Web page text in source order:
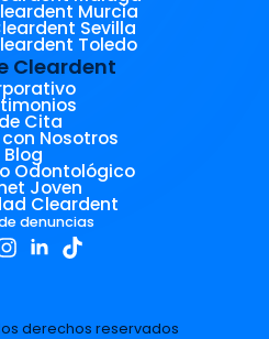
Murcia
Sevilla
Toledo
Cleardent
Cita
Nosotros
Blog
Odontológico
Joven
Cleardent
denuncias
derechos reservados